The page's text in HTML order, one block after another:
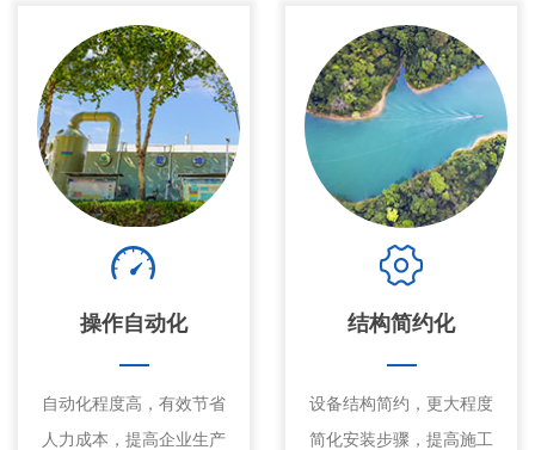
操作自动化
自动化程度高，有效节省
人力成本，提高企业生产
结构简约化
设备结构简约，更大程度
简化安装步骤，提高施工